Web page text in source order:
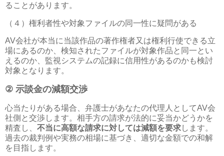
ることがあります。
（４）権利者性や対象ファイルの同一性に疑問がある
AV会社が本当に当該作品の著作権者又は権利行使できる立
場にあるのか、検知されたファイルが対象作品と同一とい
えるのか、監視システムの記録に信用性があるのかも検討
対象となります。
② 示談金の減額交渉
心当たりがある場合、弁護士があなたの代理人としてAV会
社側と交渉します。相手方の請求が法的に妥当かどうかを
精査し、 不当に高額な請求に対しては減額を要求します。
過去の裁判例や実務の相場に基づき、適切な金額での和解
を目指します。